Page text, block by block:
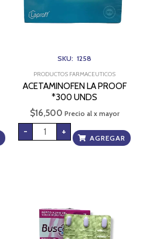
SKU: 1258
PRODUCTOS FARMACEUTICOS
ACETAMINOFEN LA PROOF
*300 UNDS
$16,500 Precio al x mayor
- +
AGREGAR